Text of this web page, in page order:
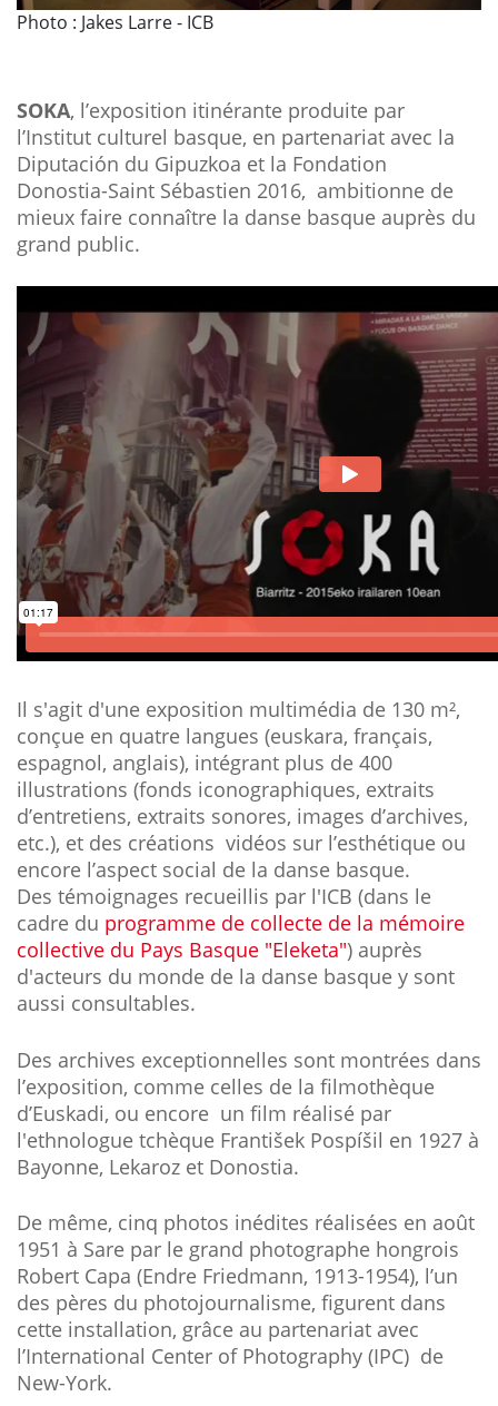
Photo : Jakes Larre - ICB
SOKA, l’exposition itinérante produite par
l’Institut culturel basque, en partenariat avec la
Diputación du Gipuzkoa et la Fondation
Donostia-Saint Sébastien 2016, ambitionne de
mieux faire connaître la danse basque auprès du
grand public.
Il s'agit d'une exposition multimédia de 130 m²,
conçue en quatre langues (euskara, français,
espagnol, anglais), intégrant plus de 400
illustrations (fonds iconographiques, extraits
d’entretiens, extraits sonores, images d’archives,
etc.), et des créations vidéos sur l’esthétique ou
encore l’aspect social de la danse basque.
Des témoignages recueillis par l'ICB (dans le
cadre du programme de collecte de la mémoire
collective du Pays Basque "Eleketa") auprès
d'acteurs du monde de la danse basque y sont
aussi consultables.
Des archives exceptionnelles sont montrées dans
l’exposition, comme celles de la filmothèque
d’Euskadi, ou encore un film réalisé par
l'ethnologue tchèque František Pospíšil en 1927 à
Bayonne, Lekaroz et Donostia.
De même, cinq photos inédites réalisées en août
1951 à Sare par le grand photographe hongrois
Robert Capa (Endre Friedmann, 1913-1954), l’un
des pères du photojournalisme, figurent dans
cette installation, grâce au partenariat avec
l’International Center of Photography (IPC) de
New-York.